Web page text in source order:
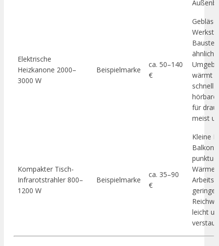
Elektrische
Heizkanone 2000–
3000 W
Beispielmarke
ca. 50–140
€
ähnliche
wärmt
schnell
für
meist
Kompakter Tisch-
Infrarotstrahler 800–
1200 W
Beispielmarke
ca. 35–90
€
Kleine
Balkon
Wärme
leicht
verstaut.